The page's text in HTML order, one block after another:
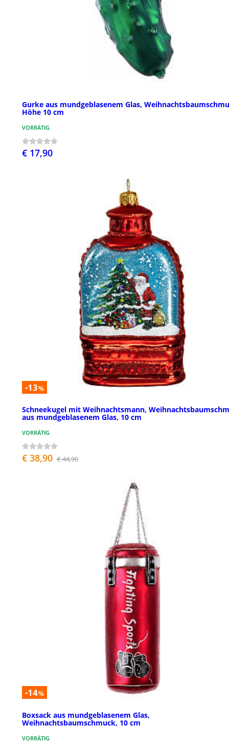
Gurke aus mundgeblasenem Glas,
Höhe 10 cm
VORRÄTIG
€ 17,90
-13%
Schneekugel mit Weihnachtsmann,
aus mundgeblasenem Glas, 10 cm
VORRÄTIG
€ 38,90 € 44,90
-14%
Boxsack aus mundgeblasenem Glas,
Weihnachtsbaumschmuck, 10 cm
VORRÄTIG